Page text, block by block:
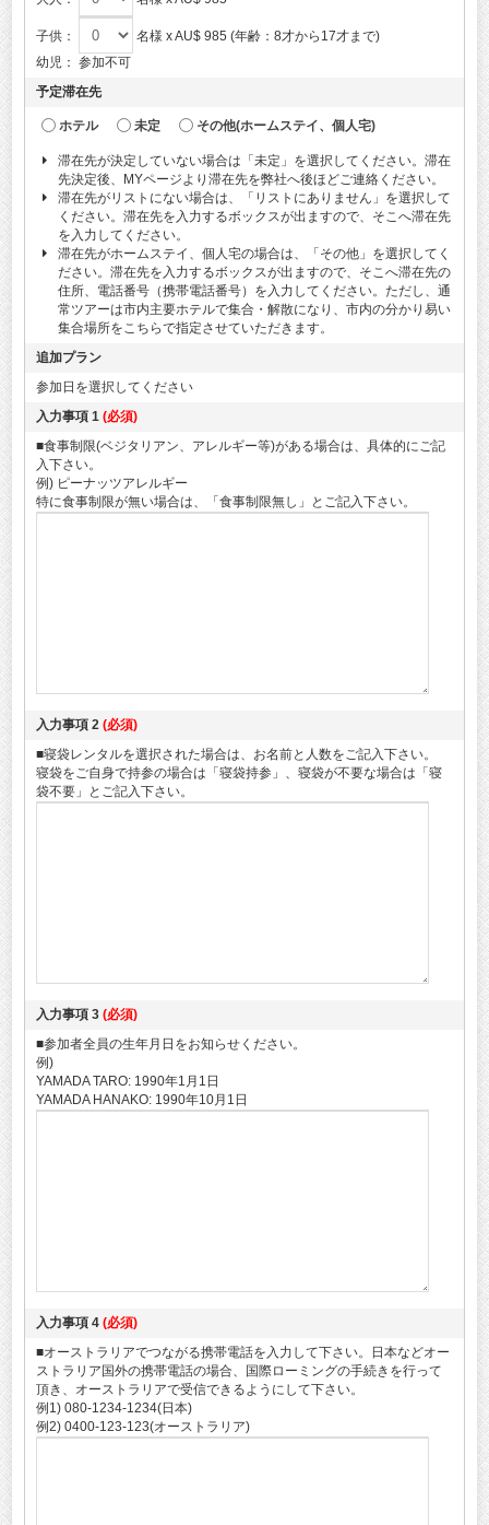
子供：
名様 x AU$ 985 (年齢：8才から17才まで)
幼児： 参加不可
予定滞在先
ホテル 未定 その他(ホームステイ、個人宅)
滞在先が決定していない場合は「未定」を選択してください。滞在
先決定後、MYページより滞在先を弊社へ後ほどご連絡ください。
滞在先がリストにない場合は、「リストにありません」を選択して
ください。滞在先を入力するボックスが出ますので、そこへ滞在先
を入力してください。
滞在先がホームステイ、個人宅の場合は、「その他」を選択してく
ださい。滞在先を入力するボックスが出ますので、そこへ滞在先の
住所、電話番号（携帯電話番号）を入力してください。ただし、通
常ツアーは市内主要ホテルで集合・解散になり、市内の分かり易い
集合場所をこちらで指定させていただきます。
追加プラン
参加日を選択してください
入力事項 1 (必須)
■食事制限(ベジタリアン、アレルギー等)がある場合は、具体的にご記
入下さい。
例) ピーナッツアレルギー
特に食事制限が無い場合は、「食事制限無し」とご記入下さい。
入力事項 2 (必須)
■寝袋レンタルを選択された場合は、お名前と人数をご記入下さい。
寝袋をご自身で持参の場合は「寝袋持参」、寝袋が不要な場合は「寝
袋不要」とご記入下さい。
入力事項 3 (必須)
■参加者全員の生年月日をお知らせください。
例)
YAMADA TARO: 1990年1月1日
YAMADA HANAKO: 1990年10月1日
入力事項 4 (必須)
■オーストラリアでつながる携帯電話を入力して下さい。日本などオー
ストラリア国外の携帯電話の場合、国際ローミングの手続きを行って
頂き、オーストラリアで受信できるようにして下さい。
例1) 080-1234-1234(日本)
例2) 0400-123-123(オーストラリア)